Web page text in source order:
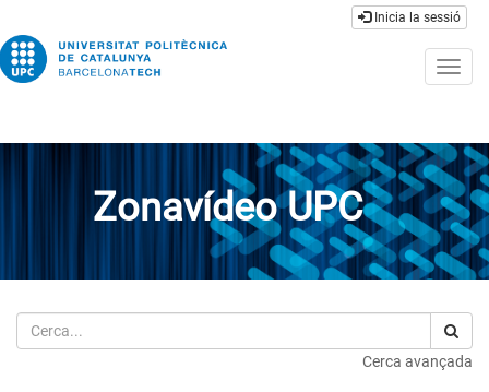
Inicia la sessió
Zonavídeo UPC
Cerca
Cerca avançada